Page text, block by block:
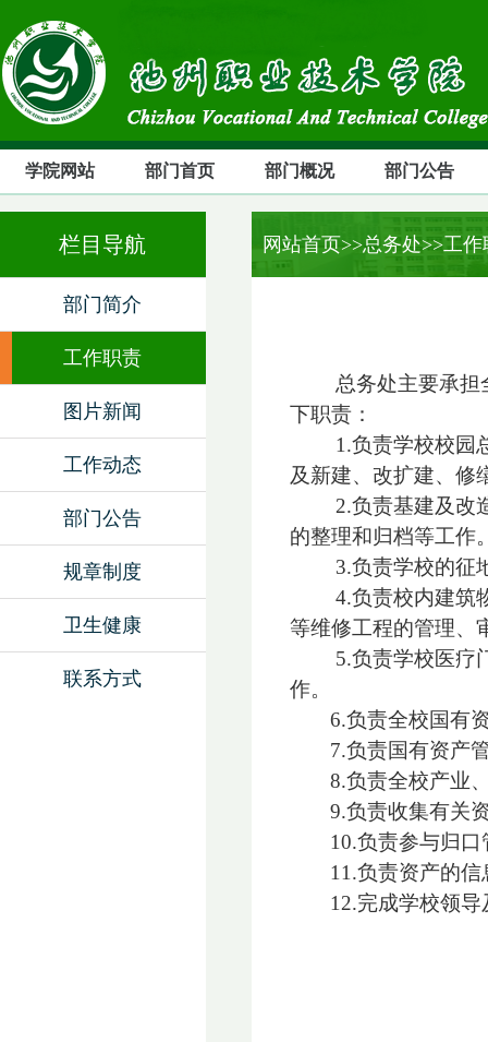
学院网站 部门首页 部门概况 部门公告
栏目导航
部门简介
工作职责
图片新闻
工作动态
部门公告
规章制度
卫生健康
联系方式
网站首页>>总务处>>工作
总务处主要承
下职责：
1.负责学校校园
及新建、改扩建、修
2.负责基建及改
的整理和归档等工作
3.负责学校的征
4.负责校内建筑
等维修工程的管理、
5.负责学校医疗
作。
6.负责全校国有
7.负责国有资产
8.负责全校产业
9.负责收集有关
10.负责参与归
11.负责资产的
12.完成学校领